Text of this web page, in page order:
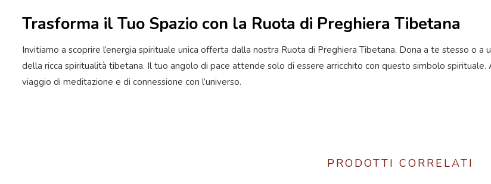
Trasforma il Tuo Spazio con la Ruota di Preghiera Tibetana
Invitiamo a scoprire l’energia spirituale unica offerta dalla nostra Ruota di Preghiera Tibetana. Dona a te stesso o
della ricca spiritualità tibetana. Il tuo angolo di pace attende solo di essere arricchito con questo simbolo
viaggio di meditazione e di connessione con l’universo.
PRODOTTI CORRELATI